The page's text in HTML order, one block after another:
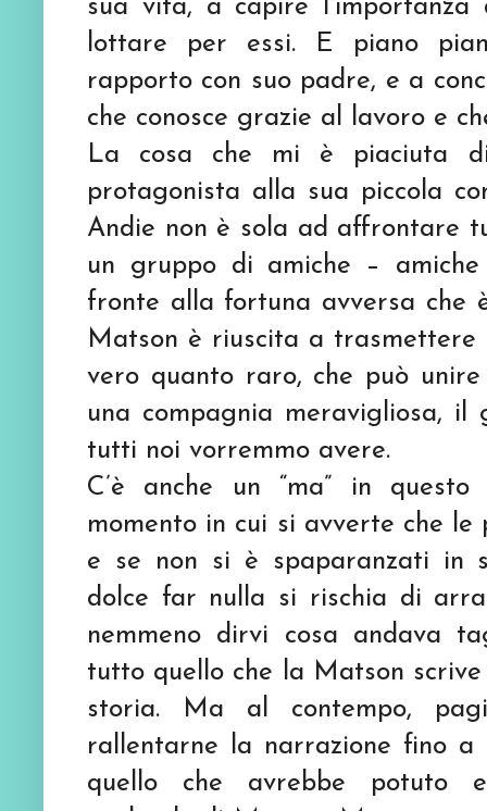
sua vita, a capire
lottare per essi. E piano
rapporto con suo padre, e a
che conosce grazie al lavoro e
La cosa che mi è piaciuta
protagonista alla sua piccola
Andie non è sola ad affrontare
un gruppo di amiche –
fronte alla fortuna avversa che
Matson è riuscita a
vero quanto raro, che può
una compagnia meravigliosa,
tutti noi vorremmo avere.
C’è anche un “ma” in
momento in cui si avverte che
e se non si è spaparanzati in
dolce far nulla si rischia di
nemmeno dirvi cosa andava
tutto quello che la Matson
storia. Ma al contempo,
rallentarne la narrazione fino a
quello che avrebbe potuto